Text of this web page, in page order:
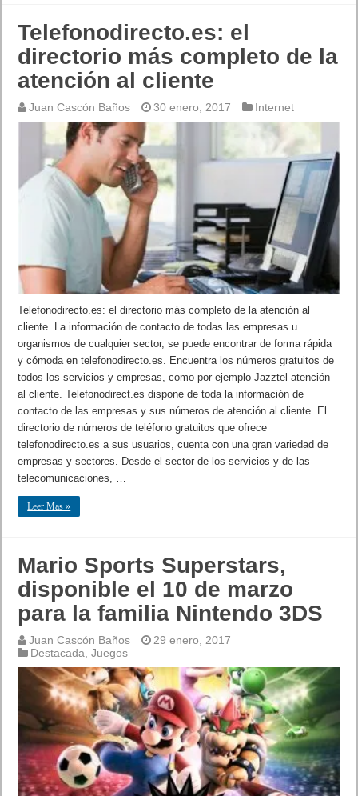
Telefonodirecto.es: el
directorio más completo de la
atención al cliente
Juan Cascón Baños 30 enero, 2017 Internet
Telefonodirecto.es: el directorio más completo de la atención al
cliente. La información de contacto de todas las empresas u
organismos de cualquier sector, se puede encontrar de forma rápida
y cómoda en telefonodirecto.es. Encuentra los números gratuitos de
todos los servicios y empresas, como por ejemplo Jazztel atención
al cliente. Telefonodirect.es dispone de toda la información de
contacto de las empresas y sus números de atención al cliente. El
directorio de números de teléfono gratuitos que ofrece
telefonodirecto.es a sus usuarios, cuenta con una gran variedad de
empresas y sectores. Desde el sector de los servicios y de las
telecomunicaciones, …
Leer Mas »
Mario Sports Superstars,
disponible el 10 de marzo
para la familia Nintendo 3DS
Juan Cascón Baños
29 enero, 2017
Destacada ,Juegos